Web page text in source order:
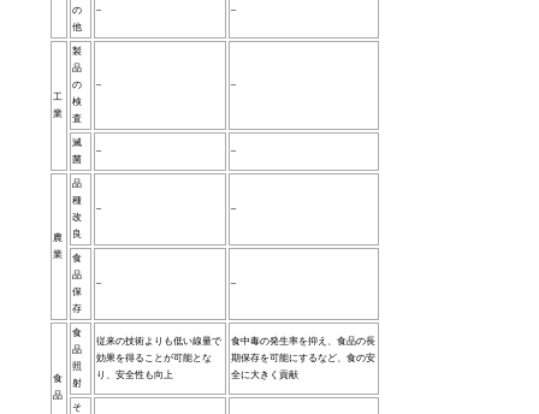
の
他
– –
工
業
製
品
の
検
査
– –
滅
菌
– –
農
業
品
種
改
良
– –
食
品
保
存
– –
食
品
食
品
照
射
従来の技術よりも低い線量で
効果を得ることが可能とな
り、安全性も向上
食中毒の発生率を抑え、食品の長
期保存を可能にするなど、食の安
全に大きく貢献
そ